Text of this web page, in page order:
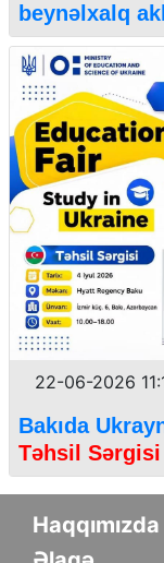
beynəlxalq
22-06-2026
Bakıda
Təhsil
Haqqımızda